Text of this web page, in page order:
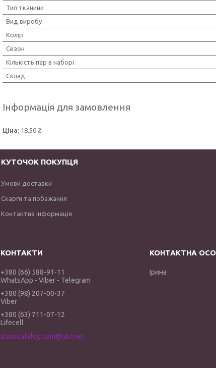
Тип тканини
Вид виробу
Колір
Сезон
Кількість пар в наборі
Склад
Інформація для замовлення
Ціна: 18,50 ₴
КУТОЧОК ПОКУПЦЯ
Умови доставки
Скарги та побажання
Контактна інформація
+380 (66) 588-91-11
WhatsApp - Viber - Telegram
+380 (98) 207-00-37
Viber
+380 (63) 711-07-12
Lifecell
shopicatalog.com@ukr.net
Ірина